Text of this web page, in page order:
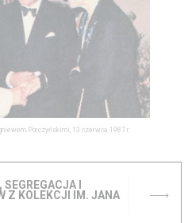
Porczyńskimi, 13 czerwca 1987 r.
I
Z KOLEKCJI IM. JANA